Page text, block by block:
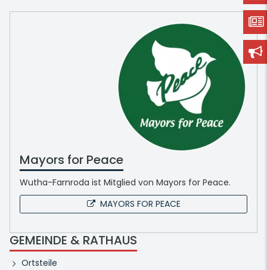
Mayors for Peace
Wutha-Farnroda ist Mitglied von Mayors for Peace.
MAYORS FOR PEACE
GEMEINDE & RATHAUS
Ortsteile